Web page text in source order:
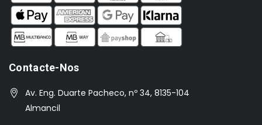
Contacte-Nos
Av. Eng. Duarte Pacheco, nº 34, 8135-104
Almancil